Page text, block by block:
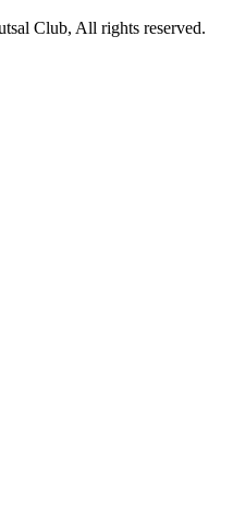
Club, All rights reserved.